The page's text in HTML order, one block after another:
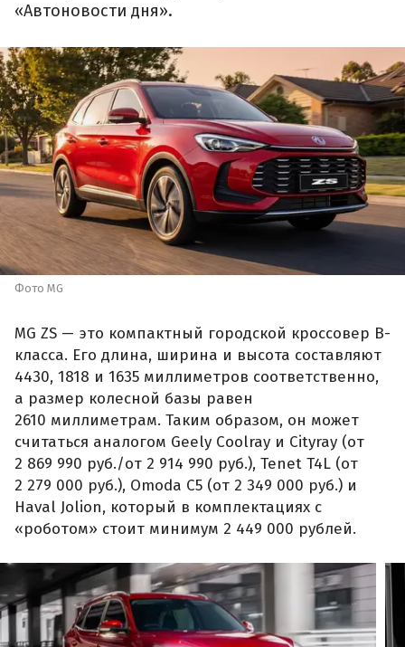
«Автоновости дня».
Фото MG
MG ZS — это компактный городской кроссовер B-
класса. Его длина, ширина и высота составляют
4430, 1818 и 1635 миллиметров соответственно,
а размер колесной базы равен
2610 миллиметрам. Таким образом, он может
считаться аналогом Geely Coolray и Cityray (от
2 869 990 руб./от 2 914 990 руб.), Tenet T4L (от
2 279 000 руб.), Omoda C5 (от 2 349 000 руб.) и
Haval Jolion, который в комплектациях с
«роботом» стоит минимум 2 449 000 рублей.